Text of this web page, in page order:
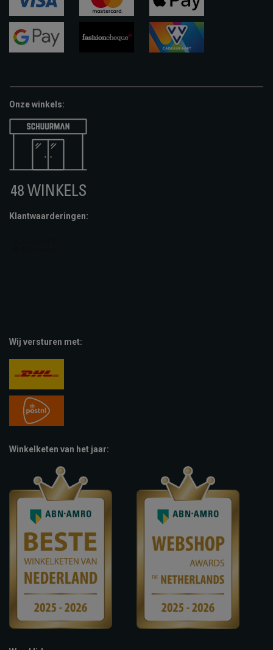
visa
apple-
pay
Onze winkels:
Klantwaarderingen:
Wij versturen met:
Winkelketen van het jaar: